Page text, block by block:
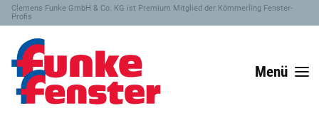
Clemens Funke GmbH & Co. KG ist Premium Mitglied der Kömmerling Fenster-
Profis
Menü